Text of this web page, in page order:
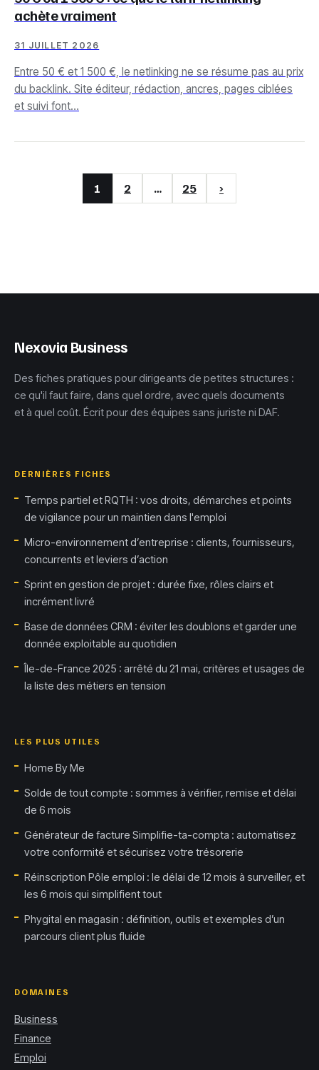
achète vraiment
31 JUILLET 2026
Entre 50 € et 1 500 €, le netlinking ne se résume pas au prix
du backlink. Site éditeur, rédaction, ancres, pages ciblées
et suivi font…
1 2 … 25 ›
Nexovia Business
Des fiches pratiques pour dirigeants de petites structures :
ce qu'il faut faire, dans quel ordre, avec quels documents
et à quel coût. Écrit pour des équipes sans juriste ni DAF.
DERNIÈRES FICHES
Temps partiel et RQTH : vos droits, démarches et points
de vigilance pour un maintien dans l'emploi
Micro-environnement d’entreprise : clients, fournisseurs,
concurrents et leviers d’action
Sprint en gestion de projet : durée fixe, rôles clairs et
incrément livré
Base de données CRM : éviter les doublons et garder une
donnée exploitable au quotidien
Île-de-France 2025 : arrêté du 21 mai, critères et usages de
la liste des métiers en tension
LES PLUS UTILES
Home By Me
Solde de tout compte : sommes à vérifier, remise et délai
de 6 mois
Générateur de facture Simplifie-ta-compta : automatisez
votre conformité et sécurisez votre trésorerie
Réinscription Pôle emploi : le délai de 12 mois à surveiller, et
les 6 mois qui simplifient tout
Phygital en magasin : définition, outils et exemples d’un
parcours client plus fluide
DOMAINES
Business
Finance
Emploi